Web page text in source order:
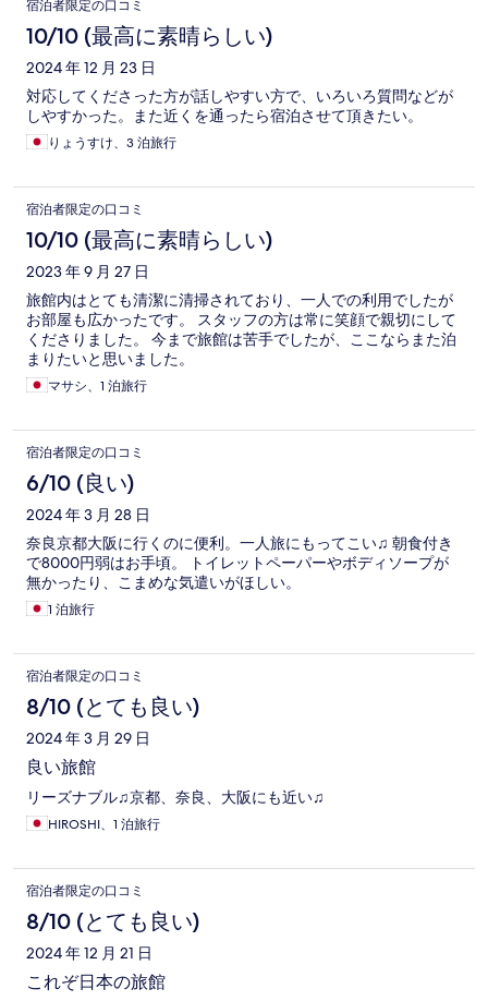
宿泊者限定の口コミ
10/10 (最高に素晴らしい)
2024 年 12 月 23 日
対応してくださった方が話しやすい方で、いろいろ質問などが
しやすかった。また近くを通ったら宿泊させて頂きたい。
りょうすけ、3 泊旅行
宿泊者限定の口コミ
10/10 (最高に素晴らしい)
2023 年 9 月 27 日
旅館内はとても清潔に清掃されており、一人での利用でしたが
お部屋も広かったです。 スタッフの方は常に笑顔で親切にして
くださりました。 今まで旅館は苦手でしたが、ここならまた泊
まりたいと思いました。
マサシ、1 泊旅行
宿泊者限定の口コミ
6/10 (良い)
2024 年 3 月 28 日
奈良京都大阪に行くのに便利。一人旅にもってこい♫ 朝食付き
で8000円弱はお手頃。 トイレットペーパーやボディソープが
無かったり、こまめな気遣いがほしい。
1 泊旅行
宿泊者限定の口コミ
8/10 (とても良い)
2024 年 3 月 29 日
良い旅館
リーズナブル♫京都、奈良、大阪にも近い♫
HIROSHI、1 泊旅行
宿泊者限定の口コミ
8/10 (とても良い)
2024 年 12 月 21 日
これぞ日本の旅館